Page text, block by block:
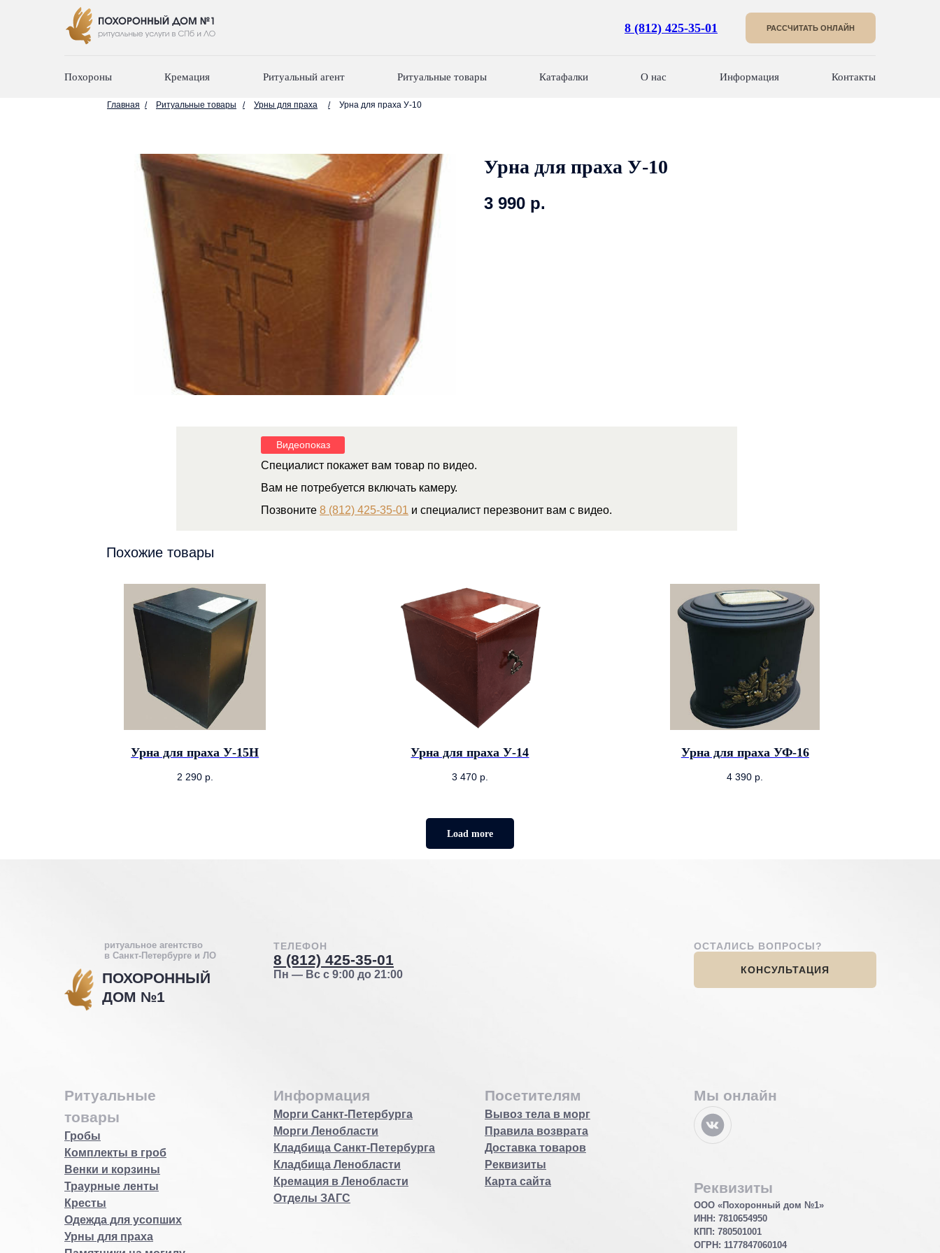
8 (812) 425-35-01 РАССЧИТАТЬ ОНЛАЙН
Похороны Кремация Ритуальный агент Ритуальные товары Катафалки О нас Информация Контакты
Главная / Ритуальные товары / Урны для праха / Урна для праха У-10
Урна для праха У-10
3 990 р.
Видеопоказ
Специалист покажет вам товар по видео.
Вам не потребуется включать камеру.
Позвоните 8 (812) 425-35-01 и специалист перезвонит вам с видео.
Похожие товары
Урна для праха У-15Н
2 290 р.
Урна для праха У-14
3 470 р.
Урна для праха УФ-16
4 390 р.
Load more
Ритуальные
товары
Гробы
Комплекты в гроб
Венки и корзины
Траурные ленты
Кресты
Одежда для усопших
Урны для праха
Посетителям
Вывоз тела в морг
Правила возврата
Доставка товаров
Реквизиты
Карта сайта
Информация
Морги Санкт-Петербурга
Морги Ленобласти
Кладбища Санкт-Петербурга
Кладбища Ленобласти
Кремация в Ленобласти
Отделы ЗАГС
ПОХОРОННЫЙ
ДОМ №1
ТЕЛЕФОН
8 (812) 425-35-01
Пн — Вс с 9:00 до 21:00
Мы онлайн
ОСТАЛИСЬ ВОПРОСЫ?
КОНСУЛЬТАЦИЯ
Реквизиты
ООО «Похоронный дом №1»
ИНН: 7810654950
КПП: 780501001
ОГРН: 1177847060104
ритуальное агентство
в Санкт-Петербурге и ЛО